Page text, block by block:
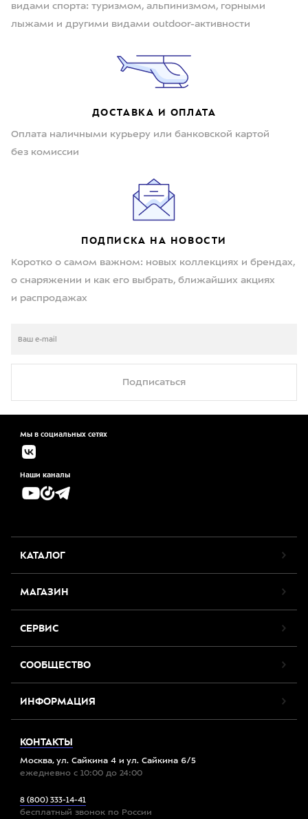
видами спорта: туризмом, альпинизмом, горными
лыжами и другими видами outdoor-активности
ДОСТАВКА И ОПЛАТА
Оплата наличными курьеру или банковской картой
без комиссии
ПОДПИСКА НА НОВОСТИ
Коротко о самом важном: новых коллекциях и брендах,
о снаряжении и как его выбрать, ближайших акциях
и распродажах
Подписаться
Мы в социальных сетях
Наши каналы
КАТАЛОГ
МАГАЗИН
СЕРВИС
СООБЩЕСТВО
ИНФОРМАЦИЯ
КОНТАКТЫ
Москва, ул. Сайкина 4 и ул. Сайкина 6/5
ежедневно с 10:00 до 24:00
8 (800) 333-14-41
бесплатный звонок по России